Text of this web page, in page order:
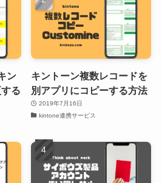
ン
る
キントーン複数レコードを
別アプリにコピーする方法
2019年7月16日
kintone連携サービス